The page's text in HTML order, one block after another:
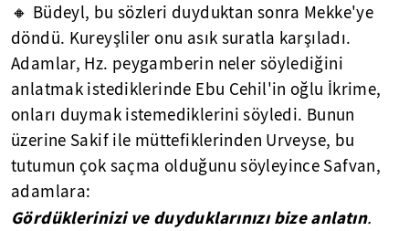
🔸 Büdeyl, bu sözleri duyduktan sonra Mekke'ye
döndü. Kureyşliler onu asık suratla karşıladı.
Adamlar, Hz. peygamberin neler söylediğini
anlatmak istediklerinde Ebu Cehil'in oğlu İkrime,
onları duymak istemediklerini söyledi. Bunun
üzerine Sakif ile müttefiklerinden Urveyse, bu
tutumun çok saçma olduğunu söyleyince Safvan,
adamlara:
Gördüklerinizi ve duyduklarınızı bize anlatın.